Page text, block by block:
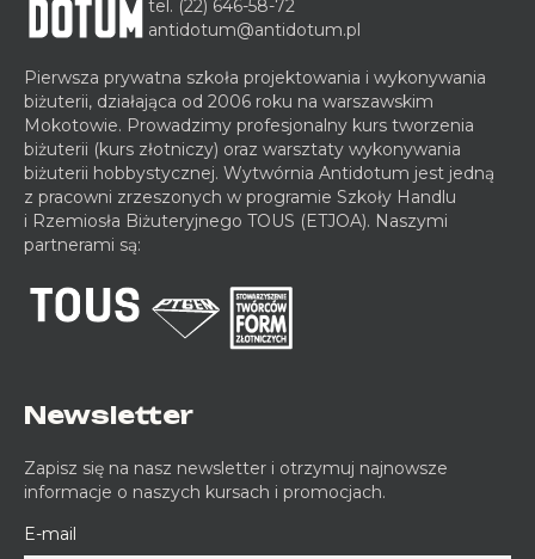
tel. (22) 646-58-72
antidotum@antidotum.pl
Pierwsza prywatna szkoła projektowania i wykonywania
biżuterii, działająca od 2006 roku na warszawskim
Mokotowie. Prowadzimy profesjonalny kurs tworzenia
biżuterii (kurs złotniczy) oraz warsztaty wykonywania
biżuterii hobbystycznej. Wytwórnia Antidotum jest jedną
z pracowni zrzeszonych w programie Szkoły Handlu
i Rzemiosła Biżuteryjnego TOUS (ETJOA). Naszymi
partnerami są:
Newsletter
Zapisz się na nasz newsletter i otrzymuj najnowsze
informacje o naszych kursach i promocjach.
E-mail